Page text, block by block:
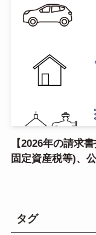
【2026年の請求
固定資産税等)、
タグ